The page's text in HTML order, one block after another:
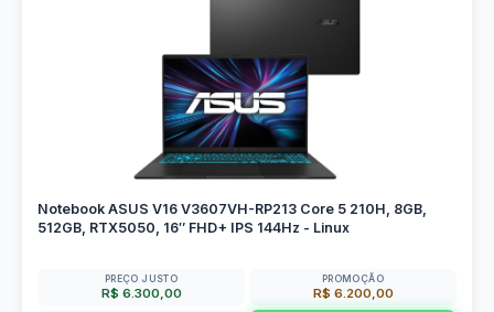
Notebook ASUS V16 V3607VH-RP213 Core 5 210H, 8GB,
512GB, RTX5050, 16″ FHD+ IPS 144Hz - Linux
PREÇO JUSTO
R$ 6.300,00
PROMOÇÃO
R$ 6.200,00